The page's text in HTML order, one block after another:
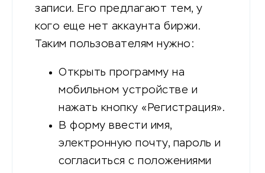
записи. Его предлагают тем, у
кого еще нет аккаунта биржи.
Таким пользователям нужно:
Открыть программу на
мобильном устройстве и
нажать кнопку «Регистрация».
В форму ввести имя,
электронную почту, пароль и
согласиться с положениями